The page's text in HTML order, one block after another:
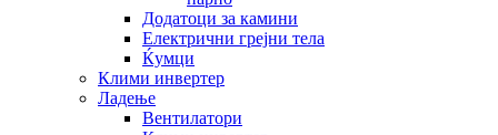
Додатоци за камини
Електрични грејни тела
Ќумци
Клими инвертер
Ладење
Вентилатори